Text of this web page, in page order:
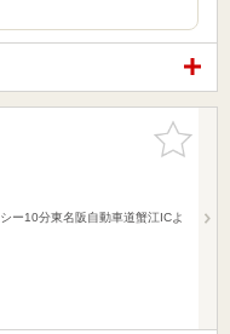
お気に入
りに追加
ー10分東名阪自動車道蟹江ICよ